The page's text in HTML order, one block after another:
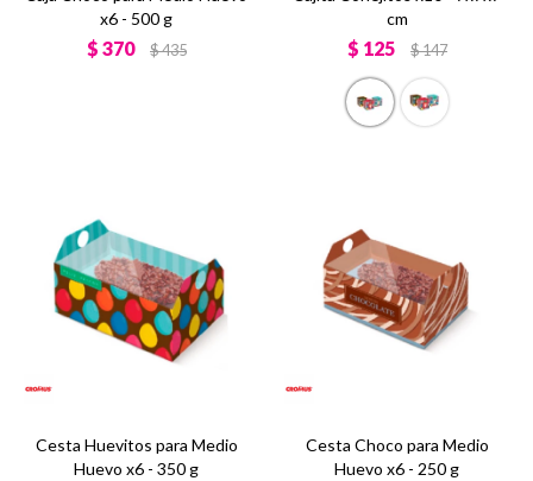
x6 - 500 g
$ 370 $435
cm
$ 125 $147
Cesta Huevitos para Medio
Huevo x6 - 350 g
Cesta Choco para Medio
Huevo x6 - 250 g